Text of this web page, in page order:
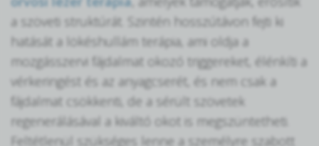
a szöveti struktúrát. Szintén hosszútávon fejti ki
hatását a lökéshullám terápia, ami oldja a
mozgásszervi fájdalmat okozó triggereket, élénkíti a
vérkeringést és az anyagcserét, és nem csak a
fájdalmat csökkenti, de a sérült szövetek
regenerálásával a kiváltó okot is megszüntetheti.
Feltétlenül szükséges lenne a személyre szabott